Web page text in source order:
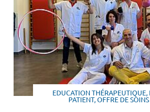
EDUCATION THÉRAPEUTIQUE,
PATIENT, OFFRE DE SOINS